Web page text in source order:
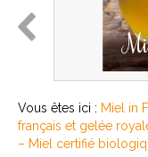
Vous êtes ici : Miel in
français et gelée
– Miel certifié